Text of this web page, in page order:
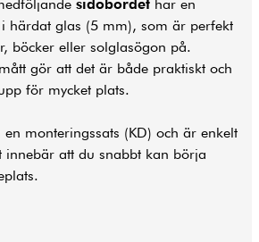
sidobordet har en
härdat glas (5 mm), som är perfekt
böcker eller solglasögon på.
gör att det är både praktiskt och
för mycket plats.
en monteringssats (KD) och är enkelt
innebär att du snabbt kan börja